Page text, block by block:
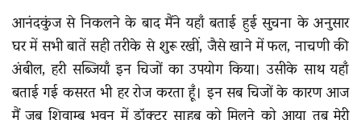
आनंदकुंज से निकलने के बाद मैंने यहाँ बताई हुई सुचना के अनुसार
घर में सभी बातें सही तरीके से शुरू रखीं, जैसे खाने में फल, नाचणी की
अंबील, हरी सब्जियाँ इन चिजों का उपयोग किया। उसीके साथ यहाँ
बताई गई कसरत भी हर रोज करता हूँ। इन सब चिजों के कारण आज